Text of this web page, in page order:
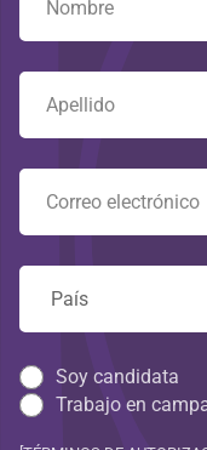
Soy candidata
Trabajo en